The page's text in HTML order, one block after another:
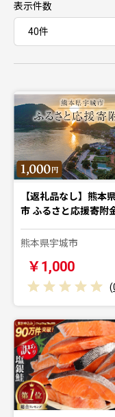
表示件数
【返礼品なし】熊本
市 ふるさと応援寄附
熊本県宇城市
￥1,000
(